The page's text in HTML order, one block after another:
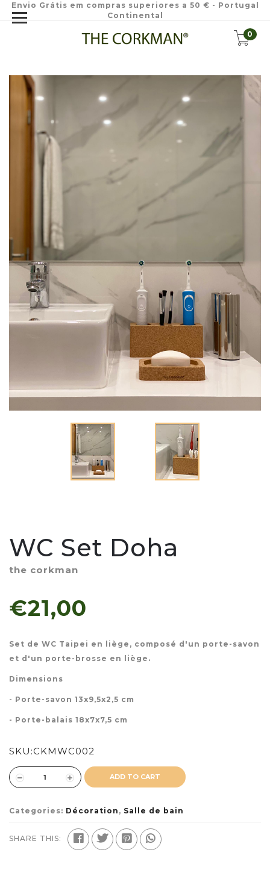
Envio Grátis em compras superiores a 50 € - Portugal
Continental
0
WC Set Doha
the corkman
€21,00
Set de WC Taipei en liège, composé d'un porte-savon
et d'un porte-brosse en liège.
Dimensions
- Porte-savon 13x9,5x2,5 cm
- Porte-balais 18x7x7,5 cm
SKU:CKMWC002
ADD TO CART
Categories: Décoration , Salle de bain
SHARE THIS: